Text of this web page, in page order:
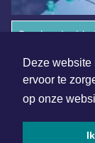
Deze
ervoor te
op onze
Overige
Algemene
Disclaimer